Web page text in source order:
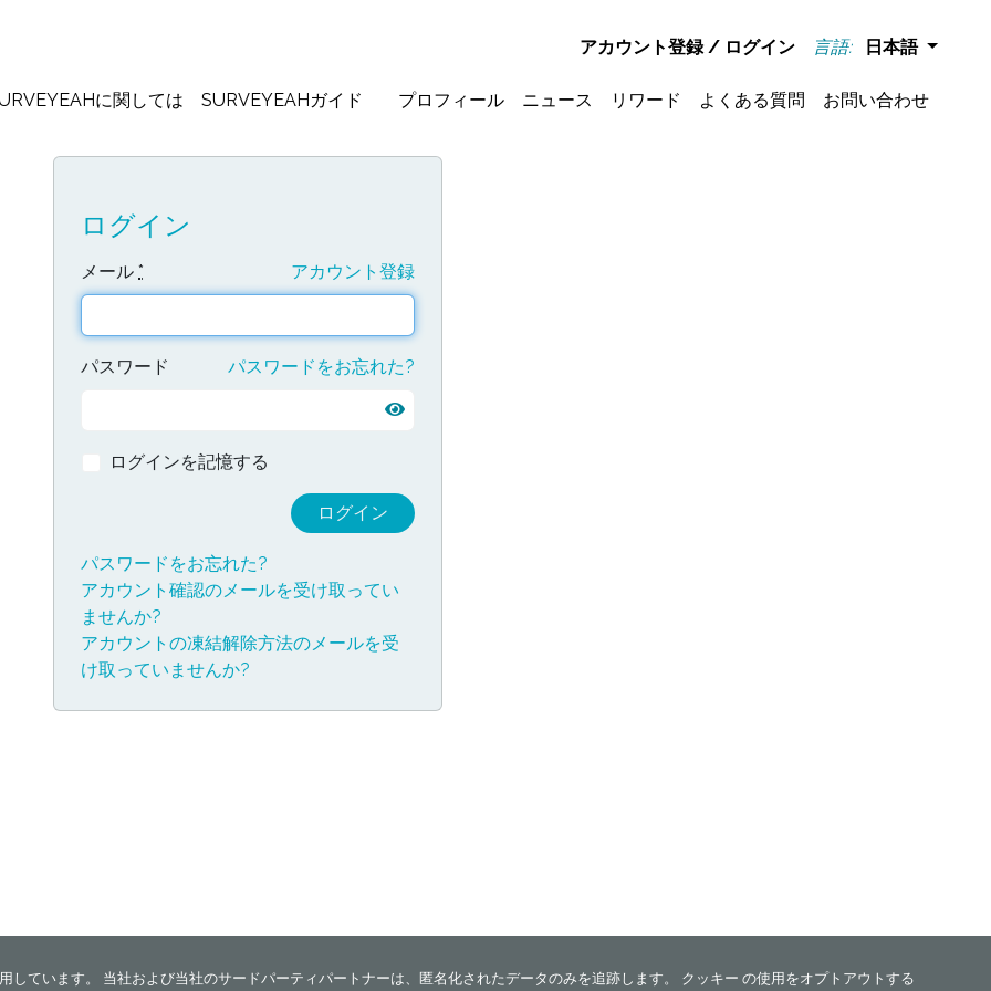
しています。 当社および当社のサードパーティパートナーは、匿名化されたデータのみを追跡します。 クッキー の使用をオプトアウトする
アカウント登録/ ログイン 言語: 日本語
に関しては SURVEYEAHガイド プロフィール ニュース リワード よくある質問 お問い合わせ
ログイン
アカウント登録
メール *
パスワードをお忘れた?
パスワード
ログインを記憶する
パスワードをお忘れた?
アカウント確認のメールを受け取ってい
ませんか?
アカウントの凍結解除方法のメールを受
け取っていませんか?